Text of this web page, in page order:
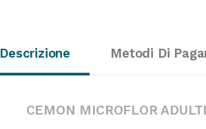
Descrizione Metodi Di
CEMON MICROFLOR